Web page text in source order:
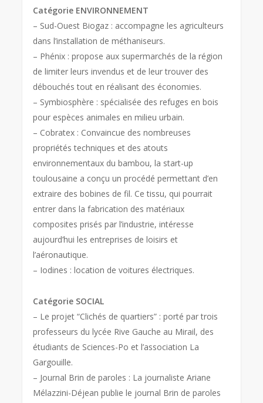
Catégorie ENVIRONNEMENT
– Sud-Ouest Biogaz : accompagne les agriculteurs
dans l’installation de méthaniseurs.
– Phénix : propose aux supermarchés de la région
de limiter leurs invendus et de leur trouver des
débouchés tout en réalisant des économies.
– Symbiosphère : spécialisée des refuges en bois
pour espèces animales en milieu urbain.
– Cobratex : Convaincue des nombreuses
propriétés techniques et des atouts
environnementaux du bambou, la start-up
toulousaine a conçu un procédé permettant d’en
extraire des bobines de fil. Ce tissu, qui pourrait
entrer dans la fabrication des matériaux
composites prisés par l’industrie, intéresse
aujourd’hui les entreprises de loisirs et
l’aéronautique.
– Iodines : location de voitures électriques.
Catégorie SOCIAL
– Le projet “Clichés de quartiers” : porté par trois
professeurs du lycée Rive Gauche au Mirail, des
étudiants de Sciences-Po et l’association La
Gargouille.
– Journal Brin de paroles : La journaliste Ariane
Mélazzini-Déjean publie le journal Brin de paroles